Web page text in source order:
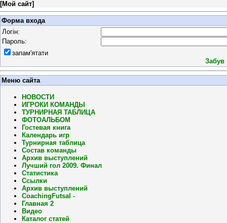
[Мой сайт]
Форма входа
Логін:
Пароль:
запам'ятати
Забув
Меню сайта
НОВОСТИ
ИГРОКИ КОМАНДЫ
ТУРНИРНАЯ ТАБЛИЦА
ФОТОАЛЬБОМ
Гостевая книга
Календарь игр
Турнирная таблица
Состав команды
Архив выступлений
Лучший гол 2009. Финал
Статистика
Ссылки
Архив выступлений
CoachingFutsal -
Главная 2
Видео
Каталог статей